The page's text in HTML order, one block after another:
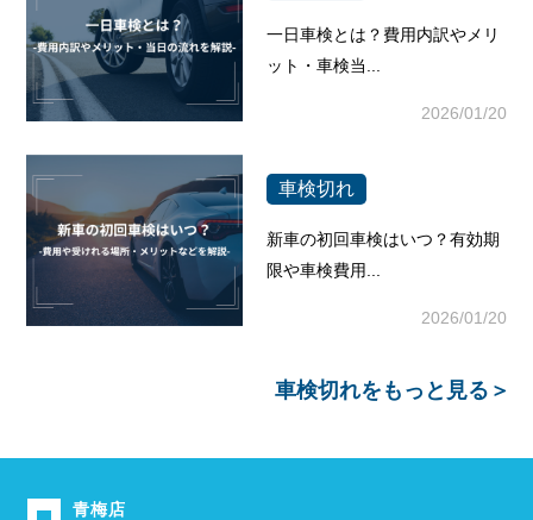
一日車検とは？費用内訳やメリ
ット・車検当...
2026/01/20
車検切れ
新車の初回車検はいつ？有効期
限や車検費用...
2026/01/20
車検切れをもっと見る＞
青梅店